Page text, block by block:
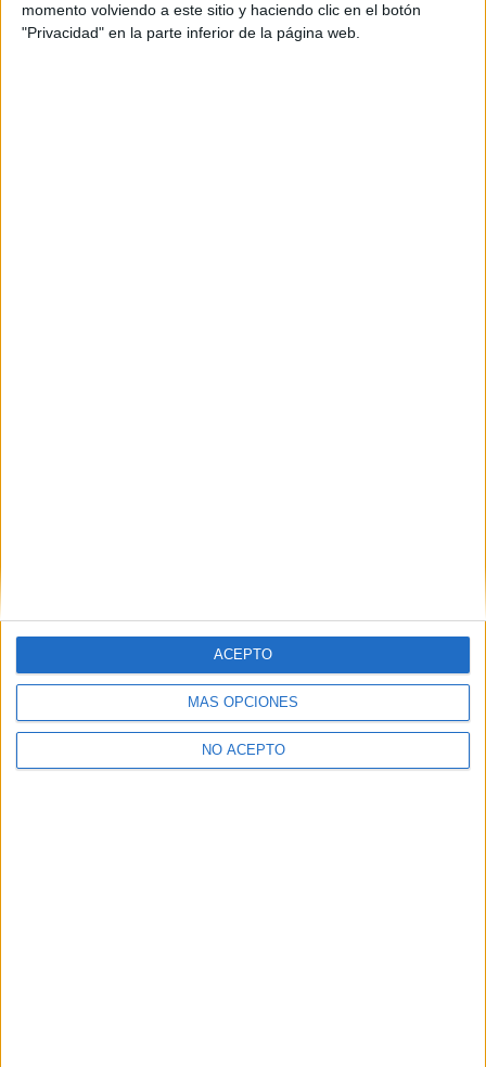
momento volviendo a este sitio y haciendo clic en el botón
"Privacidad" en la parte inferior de la página web.
MÁS OPCIONES
NO ACEPTO
ACEPTO
Aceptolos Términos y Condicionesde uso*
Y como regalo de agradecimiento, por registrarte te daremos
gratis una copia de nuestro ebook con 100 consejos para tu
primer año de universidad